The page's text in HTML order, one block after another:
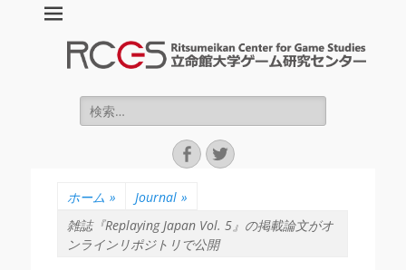
立命館大学ゲーム
Ritsumeikan
Center for Game
検
索:
Facebook
Twitter
ホーム » Journal »
雑誌『Replaying Japan Vol. 5』の掲載論文がオ
ンラインリポジトリで公開